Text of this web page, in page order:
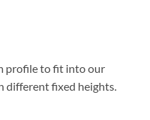
profile to fit into our
different fixed heights.